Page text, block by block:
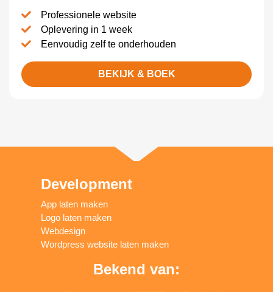
Professionele website
Oplevering in 1 week
Eenvoudig zelf te onderhouden
BEKIJK & BOEK
Development
App laten maken
Logo laten maken
Webdesign
Wordpress website laten maken
Bekend van: